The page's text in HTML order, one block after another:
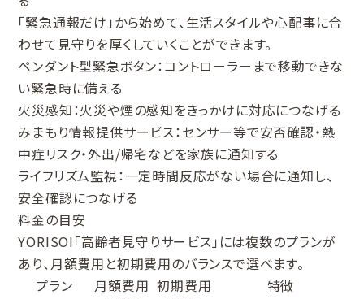
「緊急通報だけ」から始めて、生活スタイルや心配事に合
わせて見守りを厚くしていくことができます。
ペンダント型緊急ボタン：コントローラーまで移動できな
い緊急時に備える
火災感知：火災や煙の感知をきっかけに対応につなげる
みまもり情報提供サービス：センサー等で安否確認・熱
中症リスク・外出/帰宅などを家族に通知する
ライフリズム監視：一定時間反応がない場合に通知し、
安全確認につなげる
料金の目安
YORISOI「高齢者見守りサービス」には複数のプランが
あり、月額費用と初期費用のバランスで選べます。
プラン
月額費用 初期費用
特徴